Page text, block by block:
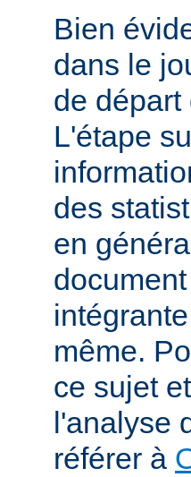
Bien
dans le
de
L'étape
des
en
même.
ce sujet
l'analyse
référer à